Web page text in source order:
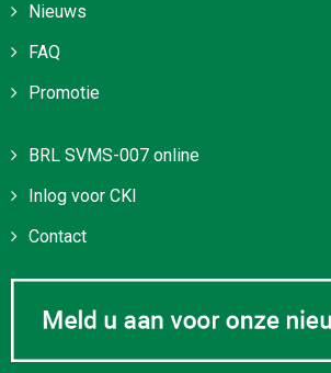
Nieuws
FAQ
Promotie
BRL SVMS-007 online
Inlog voor CKI
Contact